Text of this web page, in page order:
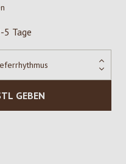
Tage
GEBEN